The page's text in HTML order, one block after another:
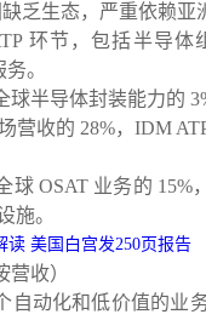
乏生态，严重依赖亚
环节，包括半导
。
球半导体封装能力的
营收的 28%，IDM
球 OSAT 业务的
施。
收）
自动化和低价值的业